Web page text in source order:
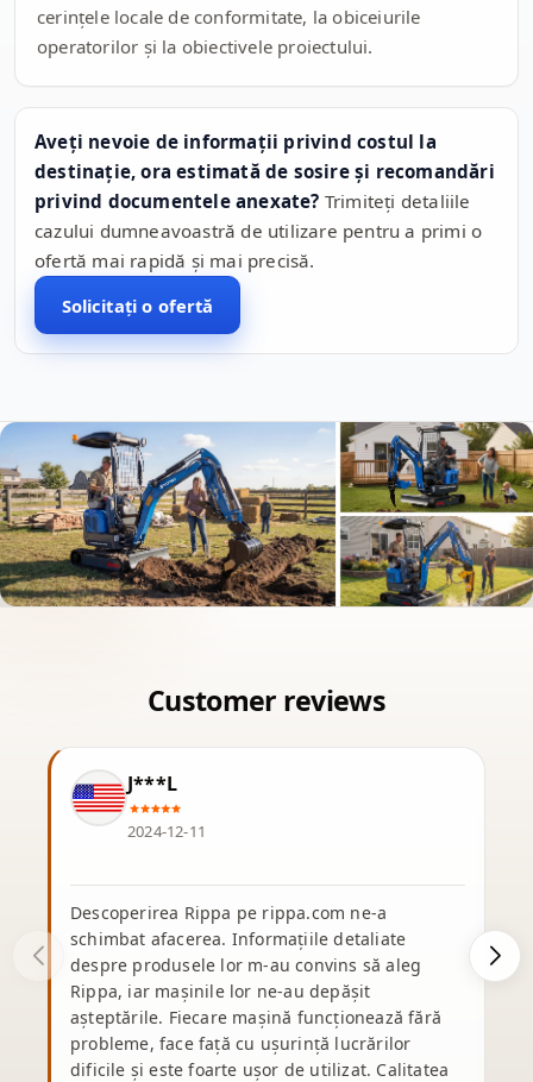
cerințele locale de conformitate, la obiceiurile
operatorilor și la obiectivele proiectului.
Aveți nevoie de informații privind costul la
destinație, ora estimată de sosire și recomandări
privind documentele anexate? Trimiteți detaliile
cazului dumneavoastră de utilizare pentru a primi o
ofertă mai rapidă și mai precisă.
Solicitați o ofertă
J***L
2024-12-11
Descoperirea Rippa pe rippa.com ne-a
schimbat afacerea. Informațiile detaliate
despre produsele lor m-au convins să aleg
Rippa, iar mașinile lor ne-au depășit
așteptările. Fiecare mașină funcționează fără
probleme, face față cu ușurință lucrărilor
dificile și este foarte ușor de utilizat. Calitatea